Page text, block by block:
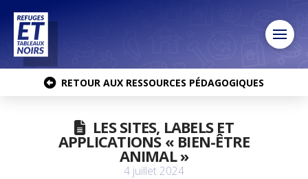
RETOUR AUX RESSOURCES PÉDAGOGIQUES
LES SITES, LABELS ET
APPLICATIONS « BIEN-ÊTRE
ANIMAL »
4 juillet 2024